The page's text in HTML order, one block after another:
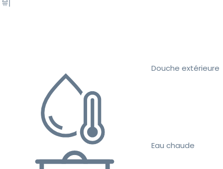
Douche extérieure
Eau chaude